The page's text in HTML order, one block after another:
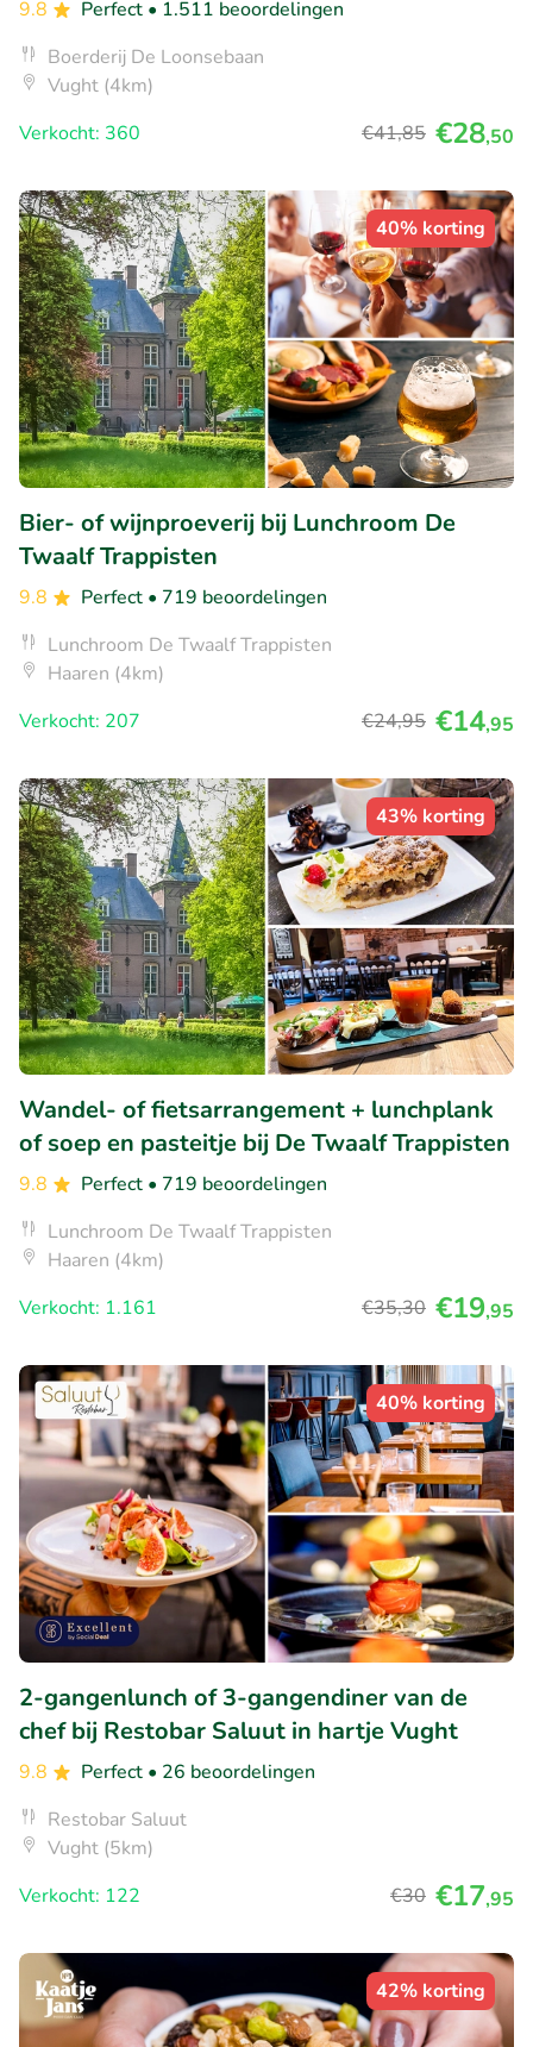
9.8 Perfect • 1.511 beoordelingen
Boerderij De Loonsebaan
Vught (4km)
Verkocht: 360
€41,85 €28,50
40% korting
Bier- of wijnproeverij bij Lunchroom De
Twaalf Trappisten
9.8 Perfect • 719 beoordelingen
Lunchroom De Twaalf Trappisten
Haaren (4km)
Verkocht: 207
€24,95 €14,95
43% korting
Wandel- of fietsarrangement + lunchplank
of soep en pasteitje bij De Twaalf Trappisten
9.8 Perfect • 719 beoordelingen
Lunchroom De Twaalf Trappisten
Haaren (4km)
Verkocht: 1.161
€35,30 €19,95
40% korting
2-gangenlunch of 3-gangendiner van de
chef bij Restobar Saluut in hartje Vught
9.8 Perfect • 26 beoordelingen
Restobar Saluut
Vught (5km)
Verkocht: 122
€30 €17,95
42% korting